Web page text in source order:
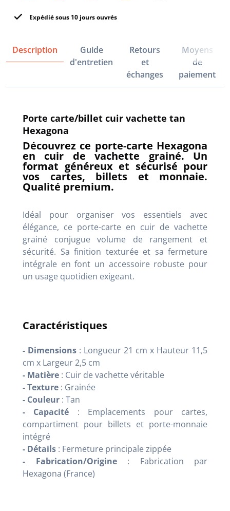
Expédié sous 10 jours ouvrés
Description
Guide
d'entretien
Retours
et
échanges
Moyens
de
paiement
Porte carte/billet cuir vachette tan
Hexagona
Découvrez ce porte-carte Hexagona
en cuir de vachette grainé. Un
format généreux et sécurisé pour
vos cartes, billets et monnaie.
Qualité premium.
Idéal pour organiser vos essentiels avec
élégance, ce porte-carte en cuir de vachette
grainé conjugue volume de rangement et
sécurité. Sa finition texturée et sa fermeture
intégrale en font un accessoire robuste pour
un usage quotidien exigeant.
Caractéristiques
- Dimensions : Longueur 21 cm x Hauteur 11,5
cm x Largeur 2,5 cm
- Matière : Cuir de vachette véritable
- Texture : Grainée
- Couleur : Tan
- Capacité : Emplacements pour cartes,
compartiment pour billets et porte-monnaie
intégré
- Détails : Fermeture principale zippée
- Fabrication/Origine: Fabrication par
Hexagona (France)